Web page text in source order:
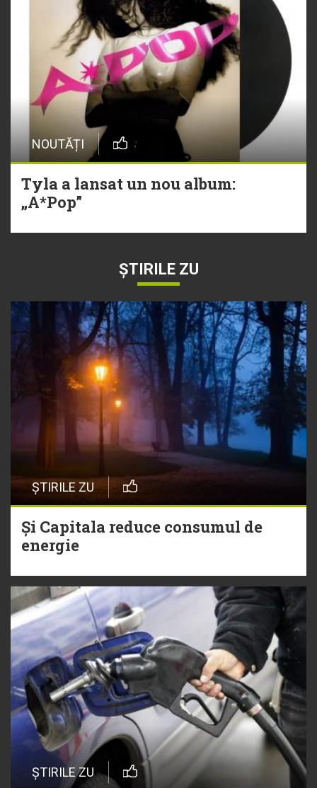
NOUTĂȚI
Tyla a lansat un nou album:
„A*Pop”
ȘTIRILE ZU
ȘTIRILE ZU
Și Capitala reduce consumul de
energie
ȘTIRILE ZU